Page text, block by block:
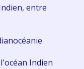
entre
Indien